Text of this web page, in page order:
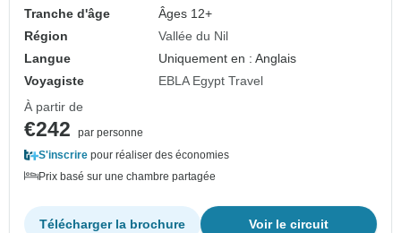
Tranche d'âge
Âges 12+
Région
Vallée du Nil
Langue
Uniquement en : Anglais
Voyagiste
EBLA Egypt Travel
À partir de
€242
par personne
S'inscrire pour réaliser des économies
Prix basé sur une chambre partagée
Voir le circuit
Télécharger la brochure